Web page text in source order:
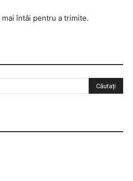
mai întâi pentru a trimite.